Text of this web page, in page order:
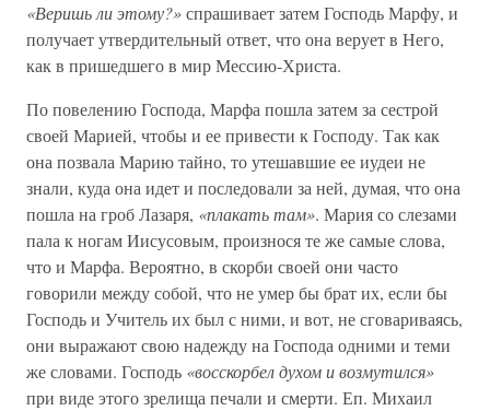
«Веришь ли этому?»спрашивает затем Господь Марфу, и
получает утвердительный ответ, что она верует в Него,
как в пришедшего в мир Мессию-Христа.
По повелению Господа, Марфа пошла затем за сестрой
своей Марией, чтобы и ее привести к Господу. Так как
она позвала Марию тайно, то утешавшие ее иудеи не
знали, куда она идет и последовали за ней, думая, что она
пошла на гроб Лазаря, «плакать там». Мария со слезами
пала к ногам Иисусовым, произнося те же самые слова,
что и Марфа. Вероятно, в скорби своей они часто
говорили между собой, что не умер бы брат их, если бы
Господь и Учитель их был с ними, и вот, не сговариваясь,
они выражают свою надежду на Господа одними и теми
же словами. Господь «восскорбел духом и возмутился»
при виде этого зрелища печали и смерти. Еп. Михаил